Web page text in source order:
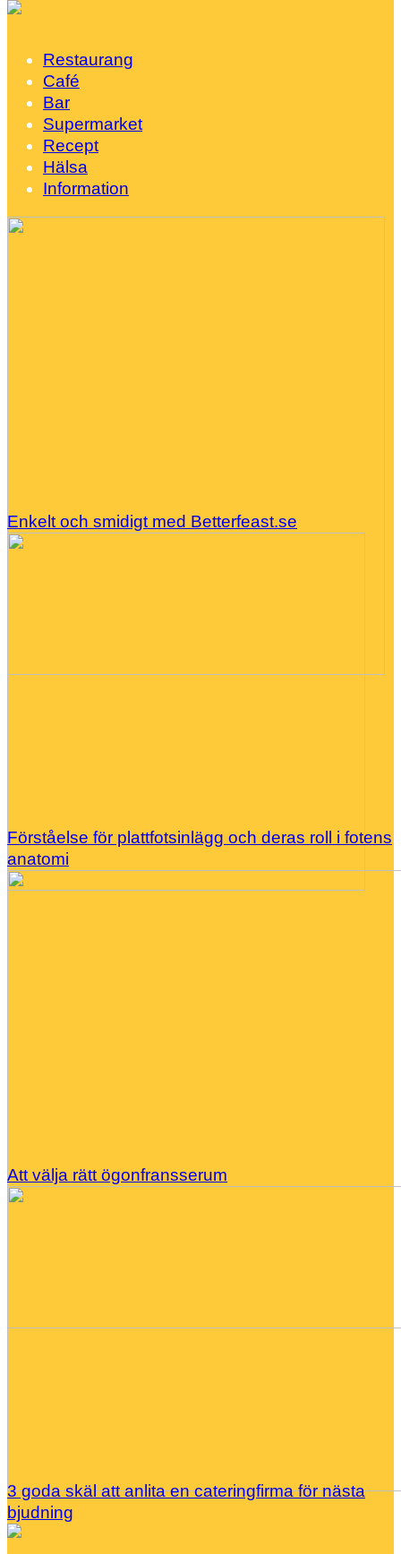
Restaurang
Café
Bar
Supermarket
Recept
Hälsa
Information
Enkelt och smidigt med Betterfeast.se
Förståelse för plattfotsinlägg och deras roll i fotens
anatomi
Att välja rätt ögonfransserum
3 goda skäl att anlita en cateringfirma för nästa
bjudning